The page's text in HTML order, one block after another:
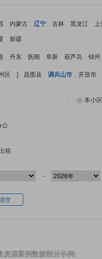
内蒙古 辽宁 吉林 黑龙江
新疆
丹东 抚顺 阜新 葫芦岛 锦州
区 ] 昌图县 调兵山市 开原市
本小区
公
租
-
空
房源案例数据部分示例: